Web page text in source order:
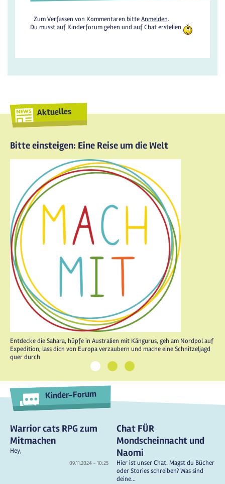
Zum Verfassen von Kommentaren bitteAnmelden.
Du musst auf Kinderforum gehen und auf Chat erstellen
Aktuelles
Bitte einsteigen: Eine Reise um die Welt
Entdecke die Sahara, hüpfe in Australien mit Kängurus, geh am Nordpol auf
Expedition, lass dich von Europa verzaubern und mache eine Schnitzeljagd
quer durch
1
2 3
Kinder-Forum
Warrior cats RPG zum
Mitmachen
Hey,
09.11.2024 - 10:25
Chat FÜR
Mondscheinnacht und
Naomi
Hier ist unser Chat. Magst du Bücher
oder Stories schreiben? Was sind
deine...